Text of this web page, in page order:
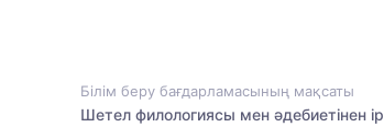
Білім беру бағдарламасының мақсаты
Шетел филологиясы мен әдебиетінен